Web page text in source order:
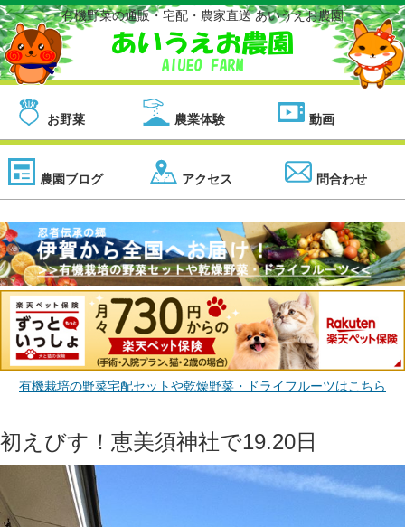
有機野菜の通販・宅配・農家直送 あいうえお農園
お野菜 農業体験 動画
農園ブログ アクセス 問合わせ
有機栽培の野菜宅配セットや乾燥野菜・ドライフルーツはこちら
初えびす！恵美須神社で19.20日